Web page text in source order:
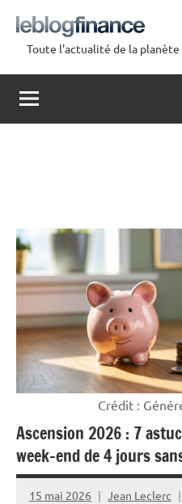
contenu
Le
Blog
Finance
Toute l'actualité de la
Crédit :
Ascension 2026 : 7
week-end de 4 jours
15 mai 2026 Jean Leclerc